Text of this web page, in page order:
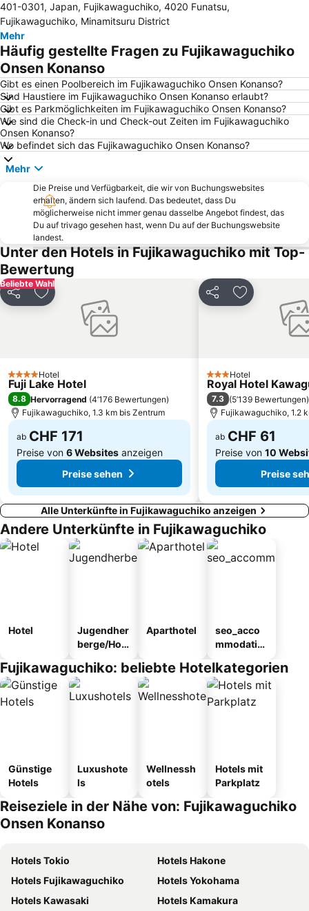
Odawara Station
Fuji-Q Highland
Fujiten snow resort
401-0301, Japan, Fujikawaguchiko, 4020 Funatsu,
Fujikawaguchiko, Minamitsuru District
Mehr
Häufig gestellte Fragen zu Fujikawaguchiko
Onsen Konanso
Gibt es einen Poolbereich im Fujikawaguchiko Onsen Konanso?
Sind Haustiere im Fujikawaguchiko Onsen Konanso erlaubt?
Gibt es Parkmöglichkeiten im Fujikawaguchiko Onsen Konanso?
Wie sind die Check-in und Check-out Zeiten im Fujikawaguchiko
Onsen Konanso?
Wo befindet sich das Fujikawaguchiko Onsen Konanso?
Mehr
Die Preise und Verfügbarkeit, die wir von Buchungswebsites
erhalten, ändern sich laufend. Das bedeutet, dass Du
möglicherweise nicht immer genau dasselbe Angebot findest, das
Du auf trivago gesehen hast, wenn Du auf der Buchungswebsite
landest.
Unter den Hotels in Fujikawaguchiko mit Top-
Bewertung
Beliebte Wahl
Teilen Zu Favoriten hinzufügen
4 SterneHotel
Fuji Lake Hotel
8.8 Hervorragend (4’176 Bewertungen)
Fujikawaguchiko, 1.3 km bis Zentrum
ab CHF 171
Preise von 6 Websites anzeigen
Preise sehen
Teilen Zu Favoriten
3 Sterne
Hotel
Royal Hotel
7.3 (5’139 Bewertungen)
Fujikawaguchiko, 1.2
ab CHF 61
Preise von 10
Preise
Alle Unterkünfte in Fujikawaguchiko anzeigen
Andere Unterkünfte in Fujikawaguchiko
Hotel
Jugendher
berge/Hos
Aparthotel
seo_acco
mmodatio
ousel_ryo
kan
Fujikawaguchiko: beliebte Hotelkategorien
Günstige
Hotels
Luxushote
ls
Wellnessh
otels
Hotels mit
Parkplatz
Reiseziele in der Nähe von: Fujikawaguchiko
Onsen Konanso
Hotels Tokio
Hotels Hakone
Hotels Fujikawaguchiko
Hotels Yokohama
Hotels Kawasaki
Hotels Kamakura